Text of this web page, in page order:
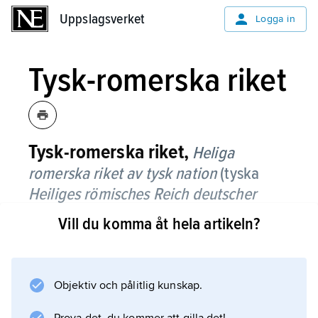
Uppslagsverket Logga in
Tysk-romerska riket
Tysk-romerska riket, Heliga
romerska riket av tysk nation(tyska
Heiliges römisches Reich deutscher
Nation), benämning på det gamla tyska
rike som grundades genom OttoI:s (den
1806, sedan Österrike 1804 blivit eget
kejsardöme.
Vill du komma åt hela artikeln?
Objektiv och pålitlig kunskap.